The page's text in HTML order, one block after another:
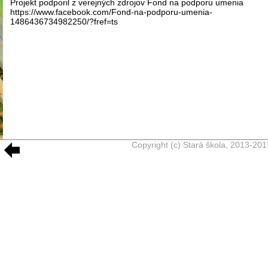
Projekt podporil z verejných zdrojov Fond na podporu umenia
https://www.facebook.com/Fond-na-podporu-umenia-
1486436734982250/?fref=ts
Copyright (c) Stará škola, 2013-